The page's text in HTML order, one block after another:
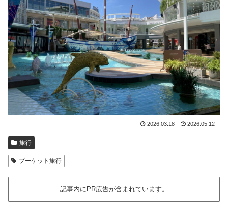
2026.03.18 2026.05.12
旅行
プーケット旅行
記事内にPR広告が含まれています。